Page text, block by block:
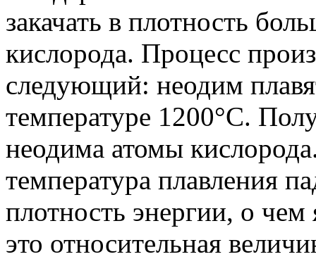
закачать в плотность
кислорода. Процесс
следующий: неодим
температуре 1200°С.
неодима атомы
температура плавления
плотность энергии, о чем
это относительная